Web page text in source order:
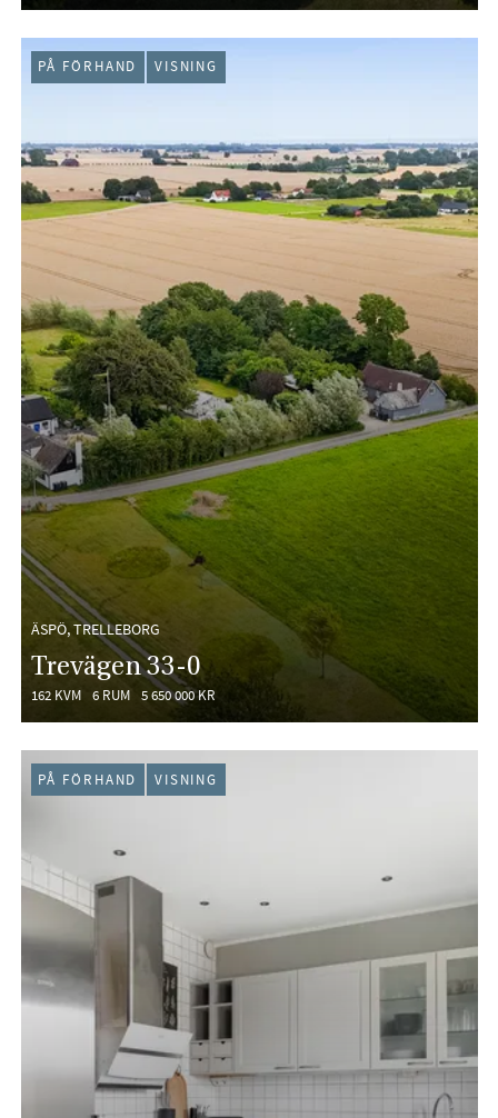
ÄSPÖ, TRELLEBORG
Trevägen 33-0
162 KVM 6 RUM 5 650 000 KR
PÅ FÖRHAND VISNING
PÅ FÖRHAND VISNING